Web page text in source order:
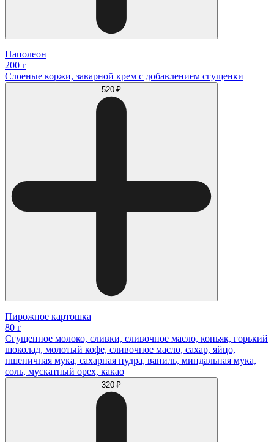
Наполеон
200 г
Слоеные коржи, заварной крем с добавлением сгущенки
520 ₽
Пирожное картошка
80 г
Сгущенное молоко, сливки, сливочное масло, коньяк, горький
шоколад, молотый кофе, сливочное масло, сахар, яйцо,
пшеничная мука, сахарная пудра, ваниль, миндальная мука,
соль, мускатный орех, какао
320 ₽